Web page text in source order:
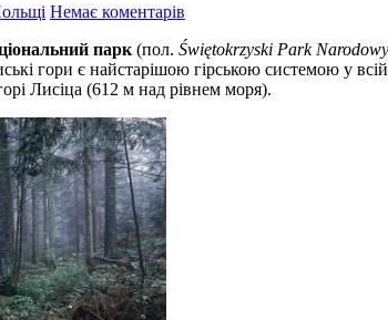
Немає коментарів
парк (пол. Świętokrzyski Park Narodowy
гори є найстарішою гірською системою у
Лисіца (612 м над рівнем моря).